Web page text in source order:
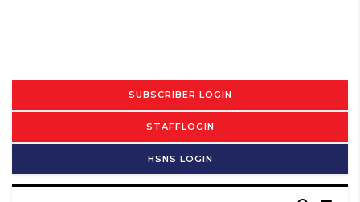
SUBSCRIBER LOGIN
STAFFLOGIN
HSNS LOGIN